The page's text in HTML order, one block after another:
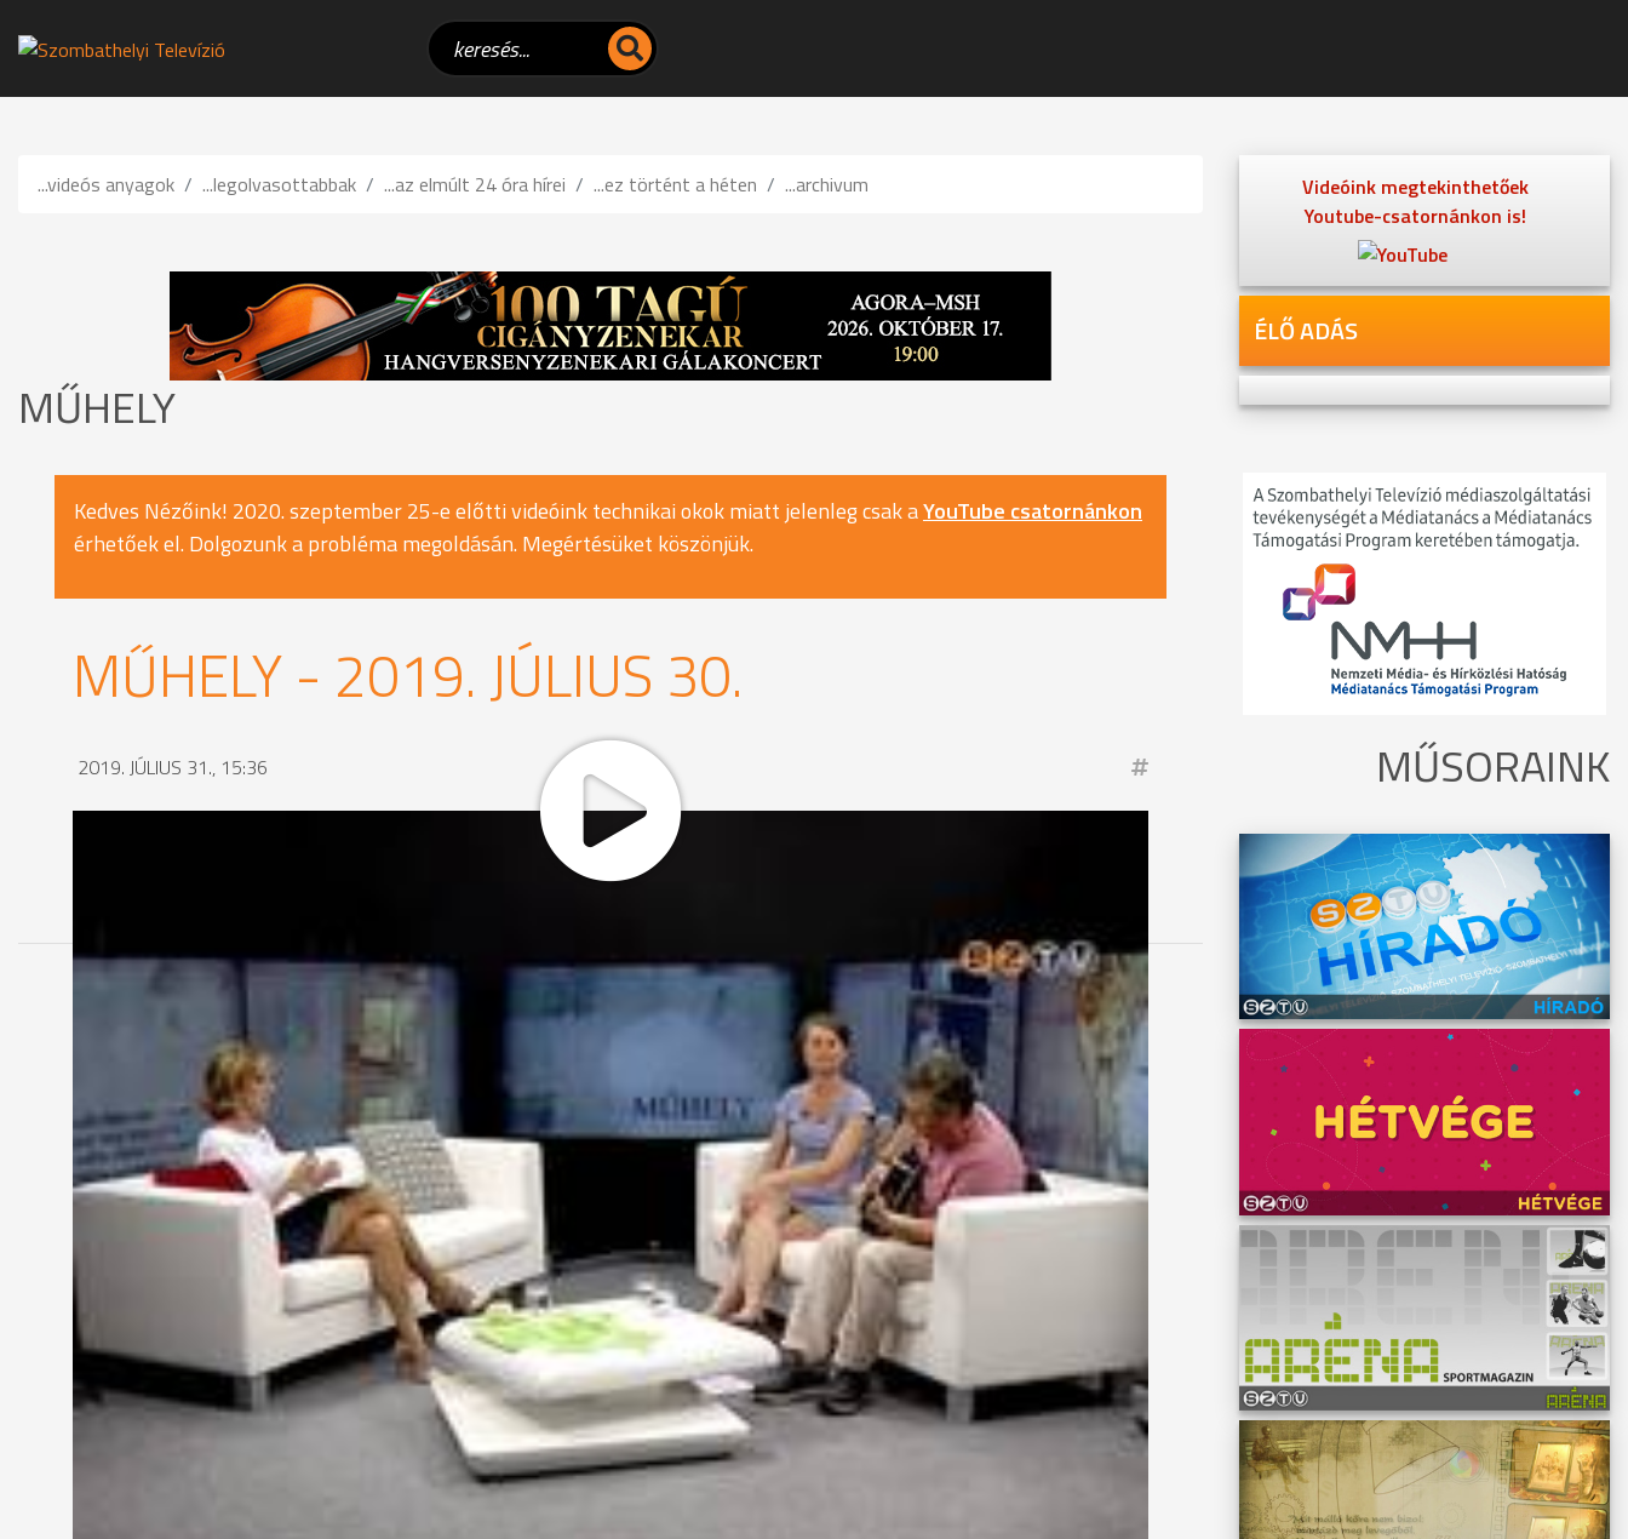
...videós anyagok ...legolvasottabbak ...az elmúlt 24 óra hírei ...ez történt a héten ...archivum
MŰHELY
Kedves Nézőink! 2020. szeptember 25-e előtti videóink technikai okok miatt jelenleg csak aYouTube csatornánkon
érhetőek el. Dolgozunk a probléma megoldásán. Megértésüket köszönjük.
MŰHELY - 2019. JÚLIUS 30.
2019. JÚLIUS 31., 15:36
Videóink megtekinthetőek
Youtube-csatornánkon is!
ÉLŐ ADÁS
MŰSORAINK